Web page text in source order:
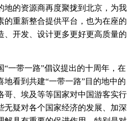
地的资源商再度聚拢到北京，为我
的重新整合提供平台，也为在座的
、开发、设计更多更好更高质量的
“一带一路”倡议提出的十周年，在
地看到共建“一带一路”目的地中的
哥、埃及等等国家对中国游客实行
无疑对各个国家经济的发展、加深